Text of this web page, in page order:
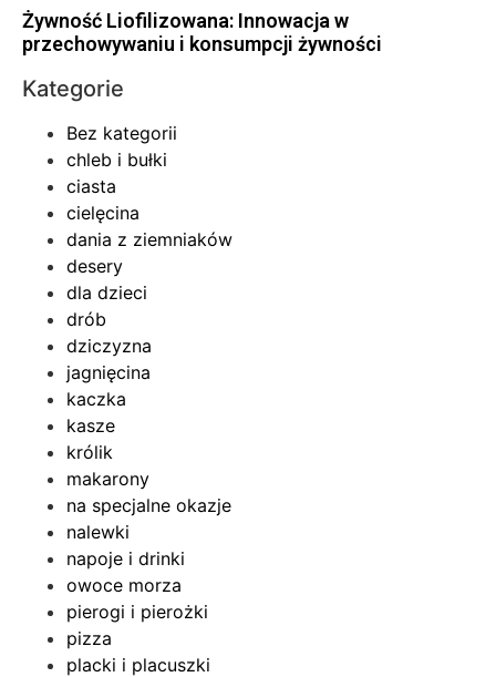
Żywność Liofilizowana: Innowacja w
przechowywaniu i konsumpcji żywności
Kategorie
Bez kategorii
chleb i bułki
ciasta
cielęcina
dania z ziemniaków
desery
dla dzieci
drób
dziczyzna
jagnięcina
kaczka
kasze
królik
makarony
na specjalne okazje
nalewki
napoje i drinki
owoce morza
pierogi i pierożki
pizza
placki i placuszki